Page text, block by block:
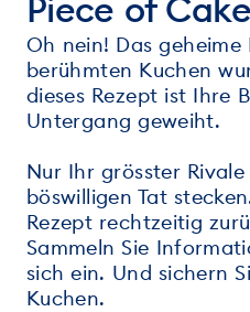
Piece of Cake
Oh nein! Das
berühmten Kuchen
dieses Rezept ist Ihre
Untergang geweiht.
Nur Ihr grösster
böswilligen Tat
Rezept rechtzeitig
Sammeln Sie
sich ein. Und sichern
Kuchen.